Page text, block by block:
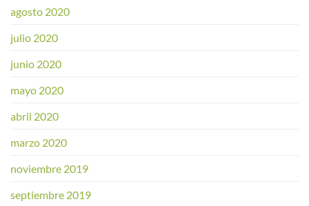
agosto 2020
julio 2020
junio 2020
mayo 2020
abril 2020
marzo 2020
noviembre 2019
septiembre 2019